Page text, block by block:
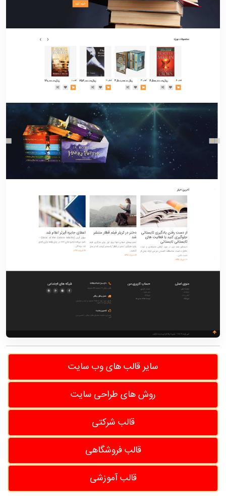
سایر قالب های وب سایت
روش های طراحی سایت
قالب شرکتی
قالب فروشگاهی
قالب آموزشی